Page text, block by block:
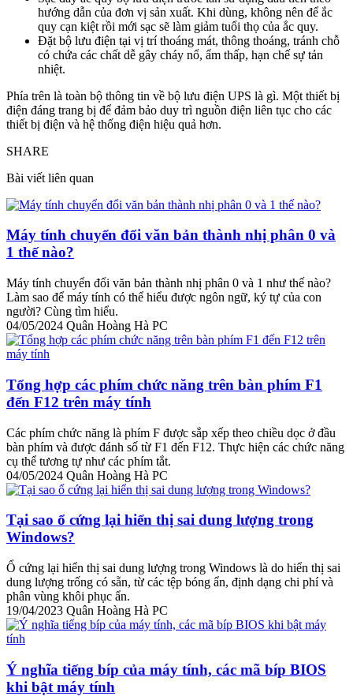
hướng dẫn của đơn vị sản xuất. Khi dùng, không nên để ắc
quy cạn kiệt rồi mới sạc sẽ làm giảm tuổi thọ của ắc quy.
Đặt bộ lưu điện tại vị trí thoáng mát, thông thoáng, tránh chỗ
có chứa các chất dễ gây cháy nổ, ẩm thấp, hạn chế sự tản
nhiệt.
Phía trên là toàn bộ thông tin về bộ lưu điện UPS là gì. Một thiết bị
điện đáng trang bị để đảm bảo duy trì nguồn điện liên tục cho các
thiết bị điện và hệ thống điện hiệu quả hơn.
SHARE
Bài viết liên quan
Máy tính chuyển đổi văn bản thành nhị phân 0 và
1 thế nào?
Máy tính chuyển đổi văn bản thành nhị phân 0 và 1 như thế nào?
Làm sao để máy tính có thể hiểu được ngôn ngữ, ký tự của con
người? Cùng tìm hiểu.
04/05/2024 Quân Hoàng Hà PC
Tổng hợp các phím chức năng trên bàn phím F1
đến F12 trên máy tính
Các phím chức năng là phím F được sắp xếp theo chiều dọc ở đầu
bàn phím và được đánh số từ F1 đến F12. Thực hiện các chức năng
cụ thể tương tự như các phím tắt.
04/05/2024 Quân Hoàng Hà PC
Tại sao ổ cứng lại hiển thị sai dung lượng trong
Windows?
Ổ cứng lại hiển thị sai dung lượng trong Windows là do hiển thị sai
dung lượng trống có sẵn, từ các tệp bóng ẩn, định dạng chi phí và
phân vùng khôi phục ẩn.
19/04/2023 Quân Hoàng Hà PC
Ý nghĩa tiếng bíp của máy tính, các mã bíp BIOS
khi bật máy tính